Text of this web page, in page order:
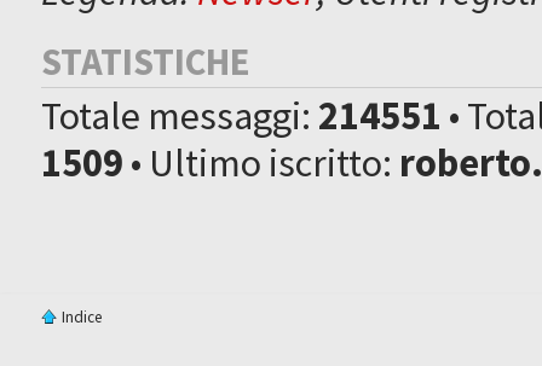
STATISTICHE
Totale messaggi: 214551 •
1509• Ultimo iscritto:
Indice